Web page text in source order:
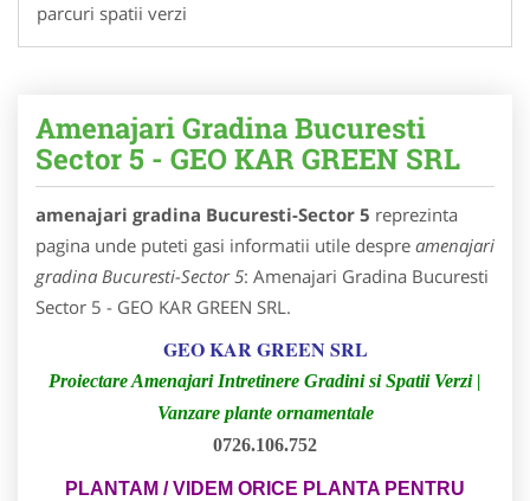
parcuri spatii verzi
Amenajari Gradina Bucuresti
Sector 5 - GEO KAR GREEN SRL
amenajari gradina Bucuresti-Sector 5 reprezinta
pagina unde puteti gasi informatii utile despre amenajari
gradina Bucuresti-Sector 5: Amenajari Gradina Bucuresti
Sector 5 - GEO KAR GREEN SRL.
GEO KAR GREEN SRL
Proiectare Amenajari Intretinere Gradini si Spatii Verzi |
Vanzare plante ornamentale
0726.106.752
PLANTAM / VIDEM ORICE PLANTA PENTRU